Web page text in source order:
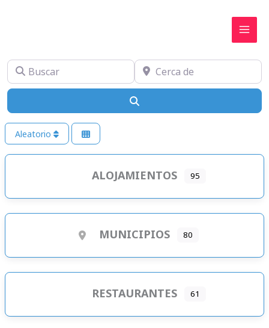
Buscar Cerca de
Aleatorio
ALOJAMIENTOS 95
MUNICIPIOS 80
RESTAURANTES 61